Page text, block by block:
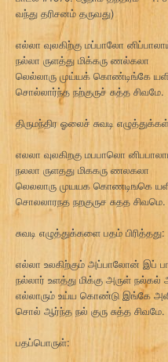
வந்து தரிசனம் தருவது)
எல்லா வுலகிற்கு மப்பாலோ
நல்லா ருளத்து மிக்கரு ணல்கலா
லெல்லாரு முய்யக் கொண்டிங்கே
சொல்லார்ந்த நற்குருச் சுத்த சிவமே.
திருமந்திர ஓலைச் சுவடி
எலலா வுலகிறகு மபபாலொ
நலலா ருளதது மிககரு ணலகலா
லெலலாரு முயயக கொணடிஙகெ
சொலலாரநத நறகுருச சுதத சிவமெ.
சுவடி எழுத்துக்களை பதம் பிரித்தது:
எல்லா உலகிற்கும் அப்பாலோன் இப்
நல்லார் உளத்து மிக்கு அருள்
எல்லாரும் உய்ய கொண்டு இங்கே
சொல் ஆர்ந்த நல் குரு சுத்த சிவமே.
பதப்பொருள்: